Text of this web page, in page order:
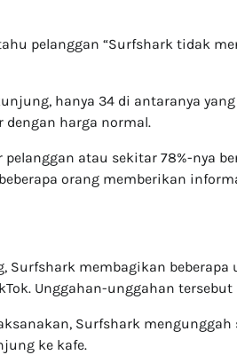
pelanggan “Surfshark tidak
hanya 34 di antaranya
dengan harga normal.
pelanggan atau sekitar 78%-nya
orang memberikan
Surfshark membagikan
Unggahan-unggahan
Surfshark
ke kafe.